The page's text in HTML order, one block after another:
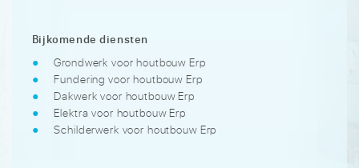
Bijkomende diensten
Grondwerk voor houtbouw Erp
Fundering voor houtbouw Erp
Dakwerk voor houtbouw Erp
Elektra voor houtbouw Erp
Schilderwerk voor houtbouw Erp